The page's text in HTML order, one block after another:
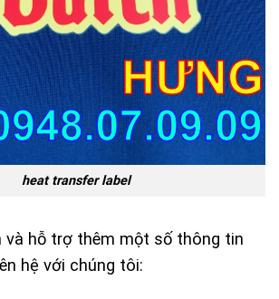
heat transfer label
hỗ trợ thêm một số thông tin
hệ với chúng tôi: